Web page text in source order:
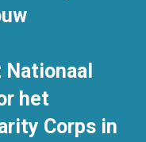
het
Corps in